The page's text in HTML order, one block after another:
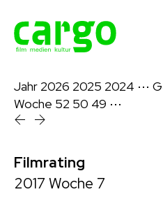
Jahr 2026 2025 2024 ⋯
Woche 52 50 49 ⋯
Filmrating
2017 Woche 7